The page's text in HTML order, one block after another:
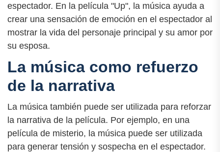
espectador. En la película "Up", la música ayuda a
crear una sensación de emoción en el espectador al
mostrar la vida del personaje principal y su amor por
su esposa.
La música como refuerzo
de la narrativa
La música también puede ser utilizada para reforzar
la narrativa de la película. Por ejemplo, en una
película de misterio, la música puede ser utilizada
para generar tensión y sospecha en el espectador.